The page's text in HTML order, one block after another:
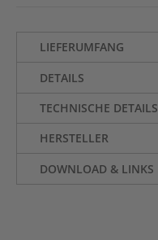
LIEFERUMFANG
DETAILS
TECHNISCHE DETAILS
HERSTELLER
DOWNLOAD & LINKS